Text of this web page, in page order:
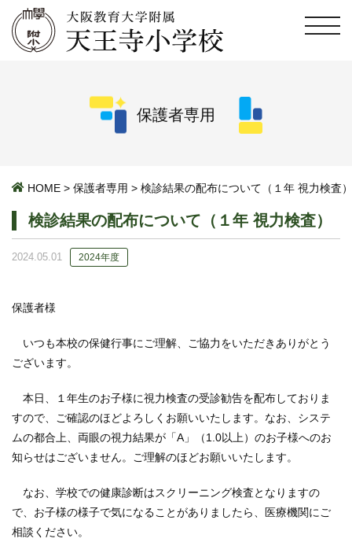
保護者専用
HOME > 保護者専用 > 検診結果の配布について（１年 視力検査）
検診結果の配布について（１年 視力検査）
2024.05.01 2024年度
保護者様
いつも本校の保健行事にご理解、ご協力をいただきありがとう
ございます。
本日、１年生のお子様に視力検査の受診勧告を配布しておりま
すので、ご確認のほどよろしくお願いいたします。なお、システ
ムの都合上、両眼の視力結果が「A」（1.0以上）のお子様へのお
知らせはございません。ご理解のほどお願いいたします。
なお、学校での健康診断はスクリーニング検査となりますの
で、お子様の様子で気になることがありましたら、医療機関にご
相談ください。